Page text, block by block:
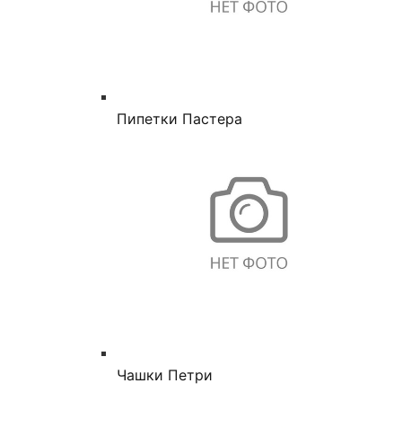
Пипетки Пастера
Чашки Петри